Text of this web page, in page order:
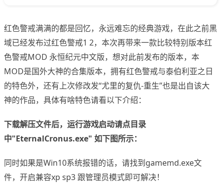
红色警戒满满的都是回忆，永远难忘的经典游戏，在此之前黑
域已经发布过红色警戒1 2，本次再带来一款比较特别版本红
色警戒MOD 永恒纪元中文版，想对此前发布的版本，本
MOD是国外大神的合集版本，拥有红色警戒与泰伯利亚之日
的特色外，还有上次修改发“尤里的复仇-重生”也是出自该大
神的作品，具体有啥特色请看以下介绍：
下载解压文件后，运行游戏启动请点目录
中"EternalCronus.exe" 如下图所示：
同时如果是Win10系统报错的话，请找到gamemd.exe文
件，开启兼容xp sp3 跟管理员模式即可解决！